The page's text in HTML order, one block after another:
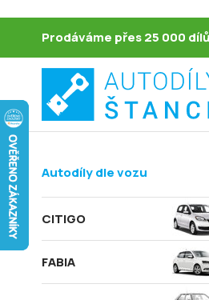
Prodáváme přes 25 000
Autodíly dle vozu
CITIGO
FABIA